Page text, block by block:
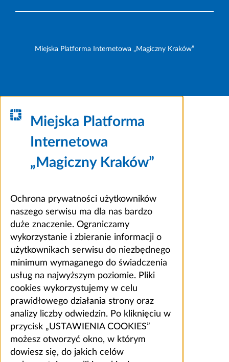
Miejska Platforma Internetowa „Magiczny Kraków”
Miejska Platforma
Internetowa
„Magiczny Kraków”
Ochrona prywatności użytkowników
naszego serwisu ma dla nas bardzo
duże znaczenie. Ograniczamy
wykorzystanie i zbieranie informacji o
użytkownikach serwisu do niezbędnego
minimum wymaganego do świadczenia
usług na najwyższym poziomie. Pliki
cookies wykorzystujemy w celu
prawidłowego działania strony oraz
analizy liczby odwiedzin. Po kliknięciu w
przycisk „USTAWIENIA COOKIES”
możesz otworzyć okno, w którym
dowiesz się, do jakich celów